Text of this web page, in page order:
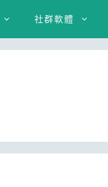
社群軟體